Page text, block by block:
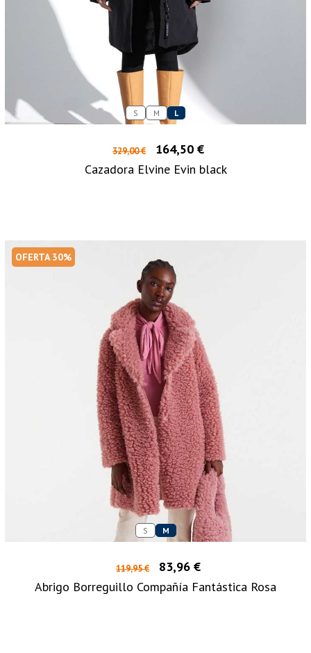
S M L
329,00 €
164,50 €
Cazadora Elvine Evin black
OFERTA 30%
S M
119,95 €
83,96 €
Abrigo Borreguillo Compañía Fantástica Rosa